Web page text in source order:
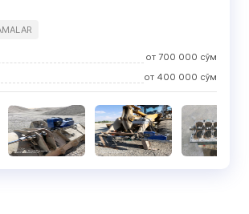
от 700 000 сўм
от 400 000 сўм